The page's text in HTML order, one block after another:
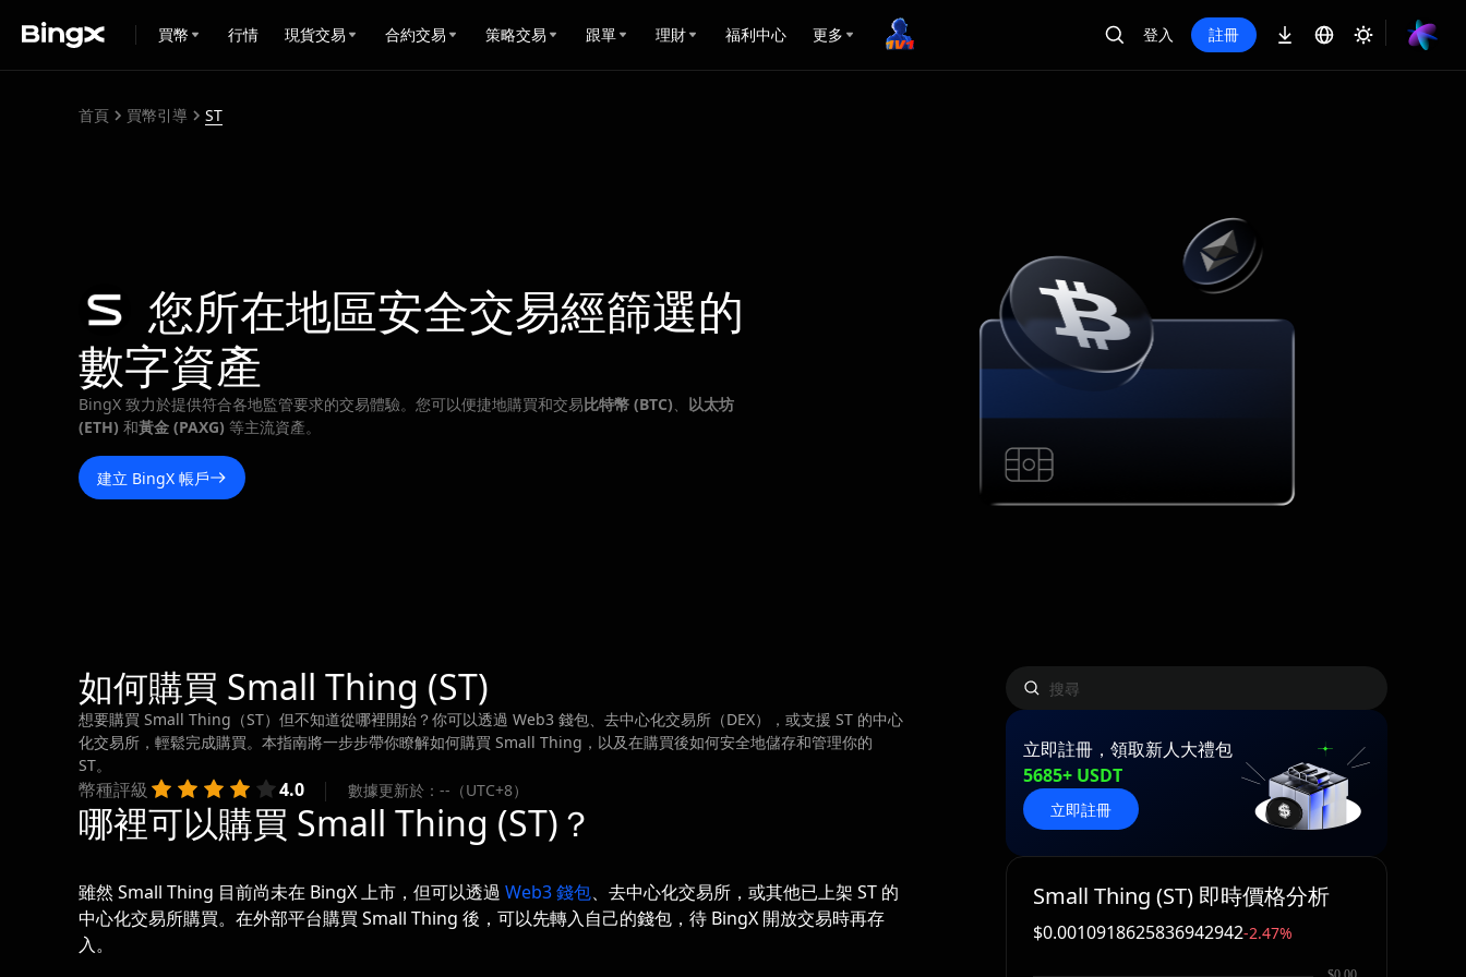
買幣 行情 現貨交易 合約交易 策略交易 跟單 理財 福利中心 更多 登入 註冊
首頁 買幣引導 ST
您所在地區安全交易經篩選的
數字資產
BingX 致力於提供符合各地監管要求的交易體驗。您可以便捷地購買和交易比特幣 (BTC)、 以太坊
(ETH) 和黃金 (PAXG) 等主流資產。
建立 BingX 帳戶
如何購買 Small Thing (ST)
想要購買 Small Thing（ST）但不知道從哪裡開始？你可以透過 Web3 錢包、去中心化交易所（DEX），或支援 ST 的中心
化交易所，輕鬆完成購買。本指南將一步步帶你瞭解如何購買 Small Thing，以及在購買後如何安全地儲存和管理你的
ST。
幣種評級 4.0 數據更新於：--（UTC+8）
哪裡可以購買 Small Thing (ST)？
雖然 Small Thing 目前尚未在 BingX 上市，但可以透過 Web3 錢包、去中心化交易所，或其他已上架 ST 的
中心化交易所購買。在外部平台購買 Small Thing 後，可以先轉入自己的錢包，待 BingX 開放交易時再存
入。
立即註冊，領取新人大禮包
5685+ USDT
立即註冊
Small Thing (ST) 即時價格分析
$0.0010918625836942942-2.47%